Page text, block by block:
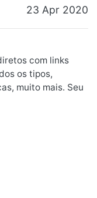
23 Apr 2020
com links
os tipos,
muito mais. Seu